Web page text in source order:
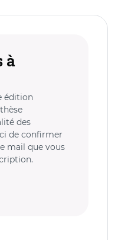
à
édition
des
de confirmer
mail que vous